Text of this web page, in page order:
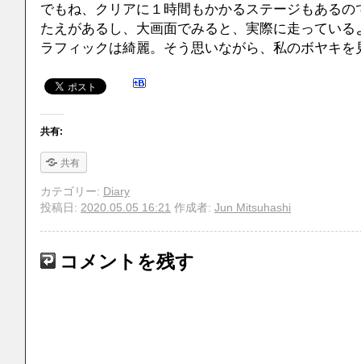
でもね、クリアに１時間もかかるステージもある
たえがあるし、大画面でみると、実際に走ってい
ラフィックは綺麗。そう思いながら、私のボヤキ
共有:
共有
カテゴリー: Diary
投稿日: 2020.05.05 16:21 作成者: Jun Mitsuhashi
コメントを残す